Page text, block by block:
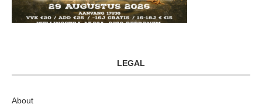
LEGAL
About